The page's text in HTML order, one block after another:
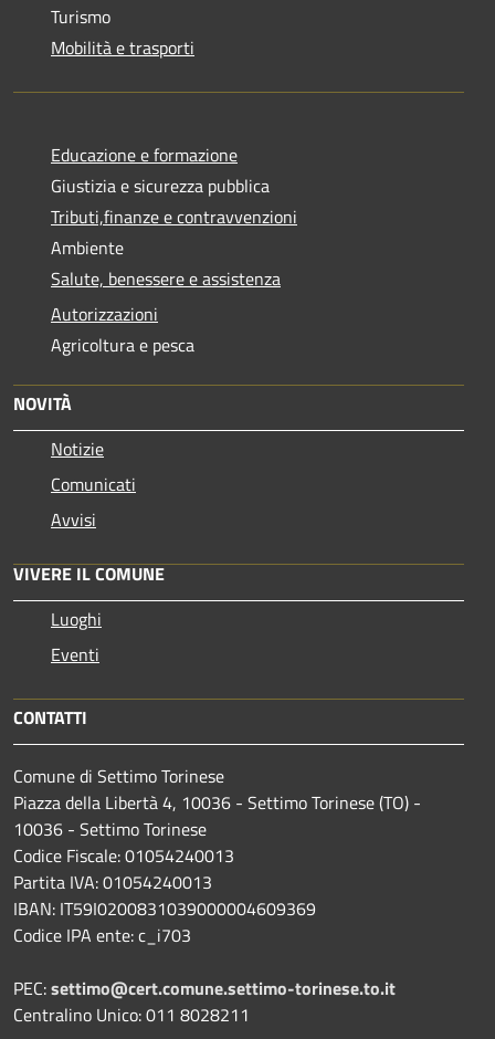
Turismo
Mobilità e trasporti
Educazione e formazione
Giustizia e sicurezza pubblica
Tributi,finanze e contravvenzioni
Ambiente
Salute, benessere e assistenza
Autorizzazioni
Agricoltura e pesca
NOVITÀ
Notizie
Comunicati
Avvisi
VIVERE IL COMUNE
Luoghi
Eventi
CONTATTI
Comune di Settimo Torinese
Piazza della Libertà 4, 10036 - Settimo Torinese (TO) -
10036 - Settimo Torinese
Codice Fiscale: 01054240013
Partita IVA: 01054240013
IBAN: IT59I0200831039000004609369
Codice IPA ente: c_i703
PEC:settimo@cert.comune.settimo-torinese.to.it
Centralino Unico: 011 8028211